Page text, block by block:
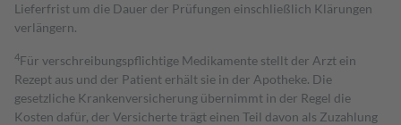
Lieferfrist um die Dauer der Prüfungen einschließlich Klärungen
verlängern.
4Für verschreibungspflichtige Medikamente stellt der Arzt ein
Rezept aus und der Patient erhält sie in der Apotheke. Die
gesetzliche Krankenversicherung übernimmt in der Regel die
Kosten dafür, der Versicherte trägt einen Teil davon als Zuzahlung